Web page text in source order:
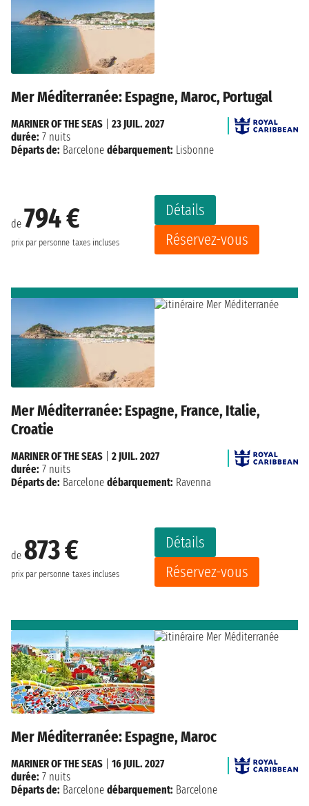
Mer Méditerranée: Espagne, Maroc, Portugal
de 794 €
prix par personne taxes incluses
Détails
Réservez-vous
MARINER OF THE SEAS
23 JUIL. 2027
durée: 7 nuits
Départs de: Barcelone débarquement: Lisbonne
Mer Méditerranée: Espagne, France, Italie,
Croatie
de 873 €
prix par personne taxes incluses
Détails
Réservez-vous
MARINER OF THE SEAS
2 JUIL. 2027
durée: 7 nuits
Départs de: Barcelone débarquement: Ravenna
Mer Méditerranée: Espagne, Maroc
MARINER OF THE SEAS
16 JUIL. 2027
durée: 7 nuits
Départs de: Barcelone débarquement: Barcelone